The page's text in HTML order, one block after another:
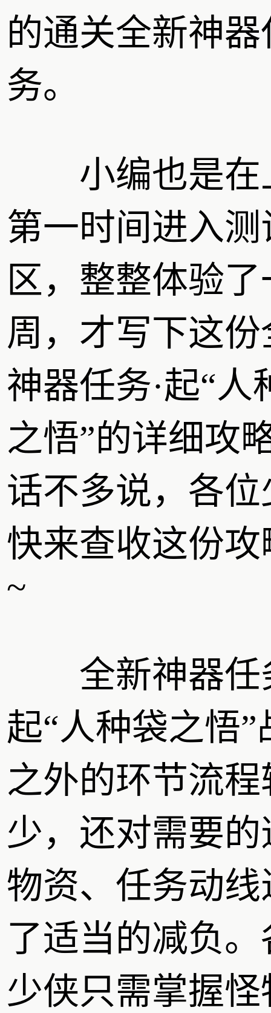
的通关全新神器
务。
小编也是在
第一时间进入测
区，整整体验了
周，才写下这份
神器任务·起“人
之悟”的详细攻
话不多说，各位
快来查收这份攻
~
全新神器任
起“人种袋之悟”
之外的环节流程
少，还对需要的
物资、任务动线
了适当的减负。
少侠只需掌握怪